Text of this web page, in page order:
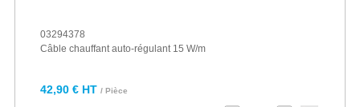
03294378
Câble chauffant auto-régulant 15 W/m
42,90 € HT / Pièce